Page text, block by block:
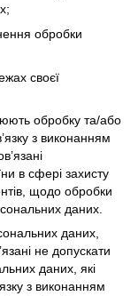
обробки
своєї
обробку та/або
з виконанням
в сфері захисту
щодо обробки
даних.
даних,
не допускати
даних, які
з виконанням